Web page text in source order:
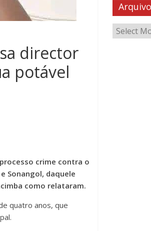
director
potável
crime contra o
Sonangol, daquele
como relataram.
quatro anos, que
Arquivo